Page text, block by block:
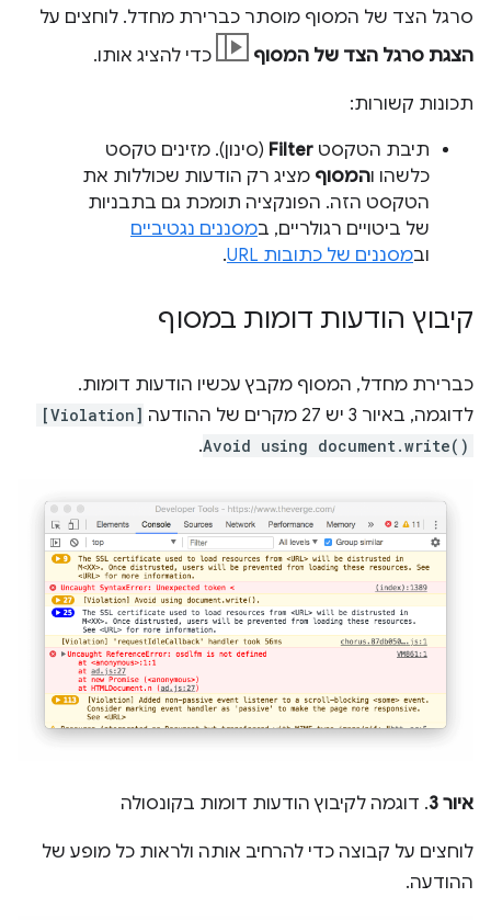
סרגל הצד של המסוף מוסתר כברירת מחדל. לוחצים על
הצגת סרגל הצד של המסוף
כדי להציג אותו.
תכונות קשורות:
תיבת הטקסט Filter (סינון). מזינים טקסט
כלשהו והמסוף מציג רק הודעות שכוללות את
הטקסט הזה. הפונקציה תומכת גם בתבניות
של ביטויים רגולריים, במסננים נגטיביים
ובמסננים של כתובות URL .
קיבוץ הודעות דומות במסוף
כברירת מחדל, המסוף מקבץ עכשיו הודעות דומות.
לדוגמה, באיור 3 יש 27 מקרים של ההודעה
[Violation]
Avoid using document.write()
.
איור 3 . דוגמה לקיבוץ הודעות דומות בקונסולה
לוחצים על קבוצה כדי להרחיב אותה ולראות כל מופע של
ההודעה.